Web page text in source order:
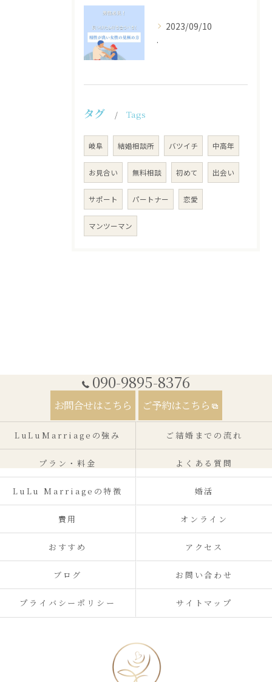
2023/09/10
.
タグ Tags
岐阜 結婚相談所 バツイチ 中高年
お見合い 無料相談 初めて 出会い
サポート パートナー 恋愛
マンツーマン
090-9895-8376
お問合せはこちら ご予約はこちら
LuLuMarriageの強み ご結婚までの流れ
プラン・料金 よくある質問
LuLu Marriageの特徴 婚活
費用 オンライン
おすすめ アクセス
ブログ お問い合わせ
プライバシーポリシー サイトマップ